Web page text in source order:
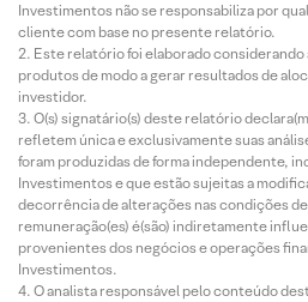
Investimentos não se responsabiliza por
cliente com base no presente relatório.
Este relatório foi elaborado
produtos de modo a gerar resultados de
investidor.
O(s) signatário(s) deste relatório
refletem única e exclusivamente suas
foram produzidas de forma independente,
Investimentos e que estão sujeitas a
decorrência de alterações nas condições de
remuneração(es) é(são) indiretamente
provenientes dos negócios e operações
Investimentos.
O analista responsável pelo conteúdo